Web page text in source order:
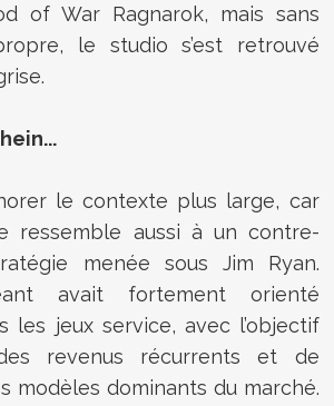
of War Ragnarok, mais sans
le studio s’est retrouvé
le contexte plus large, car
ressemble aussi à un contre-
menée sous Jim Ryan.
avait fortement orienté
les jeux service, avec l’objectif
revenus récurrents et de
modèles dominants du marché.